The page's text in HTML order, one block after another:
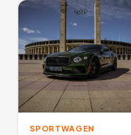
SPORTWAGEN